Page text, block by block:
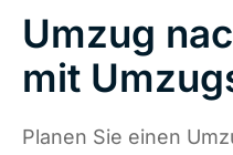
Umzug
mit
Planen Sie einen